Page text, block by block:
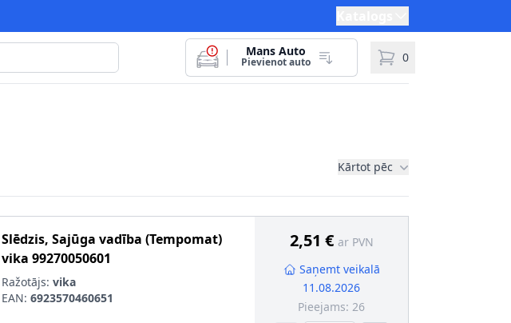
Mans Auto
Pievienot auto 0
Kārtot pēc
Slēdzis, Sajūga vadība (Tempomat)
vika 99270050601
Ražotājs: vika
EAN: 6923570460651
2,51 € ar PVN
Saņemt veikalā
11.08.2026
Pieejams: 26